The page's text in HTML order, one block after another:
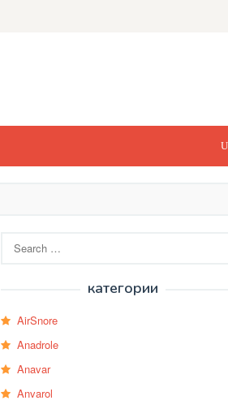
for:
категории
AirSnore
Anadrole
Anavar
Anvarol